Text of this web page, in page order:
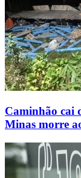
Caminhão cai
Minas morre